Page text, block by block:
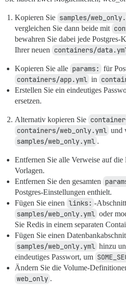
Kopieren Sie samples/
vergleichen Sie dann beide mit
bewahren Sie dabei jede Postgres-
Ihrer neuen containers/
Kopieren Sie alle params: für
containers/app.yml in
Erstellen Sie ein eindeutiges
ersetzen.
Alternativ kopieren Sie
containers/web_only.yml und
samples/web_only.yml .
Entfernen Sie alle Verweise auf die
Vorlagen.
Entfernen Sie den gesamten
Postgres-Einstellungen enthielt.
Fügen Sie einen links: -
samples/web_only.yml oder
Sie Redis in einem separaten
Fügen Sie einen
samples/web_only.yml hinzu
eindeutiges Passwort, um
Ändern Sie die Volume-
web_only .